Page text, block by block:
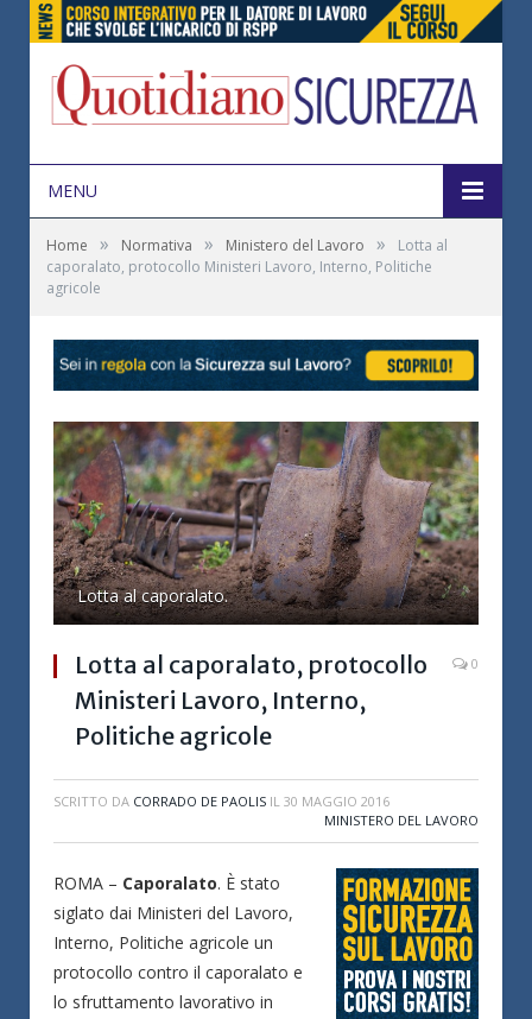
MENU
Home » Normativa » Ministero del Lavoro »
Lotta al
caporalato, protocollo Ministeri Lavoro, Interno, Politiche
agricole
Lotta al caporalato.
Lotta al caporalato, protocollo
Ministeri Lavoro, Interno,
Politiche agricole
0
SCRITTO DA CORRADO DE PAOLIS IL 30 MAGGIO 2016
MINISTERO DEL LAVORO
ROMA – Caporalato. È stato
siglato dai Ministeri del Lavoro,
Interno, Politiche agricole un
protocollo contro il caporalato e
lo sfruttamento lavorativo in